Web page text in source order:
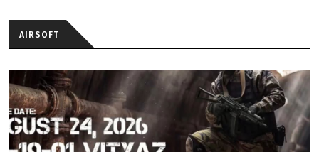
AIRSOFT